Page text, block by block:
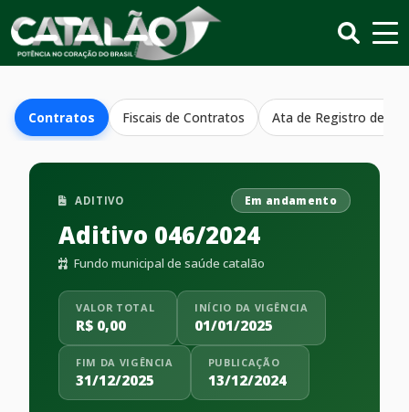
Contratos Fiscais de Contratos Ata de Registro de
ADITIVO Em andamento
Aditivo 046/2024
Fundo municipal de saúde catalão
VALOR TOTAL
R$ 0,00
INÍCIO DA VIGÊNCIA
01/01/2025
FIM DA VIGÊNCIA
31/12/2025
PUBLICAÇÃO
13/12/2024